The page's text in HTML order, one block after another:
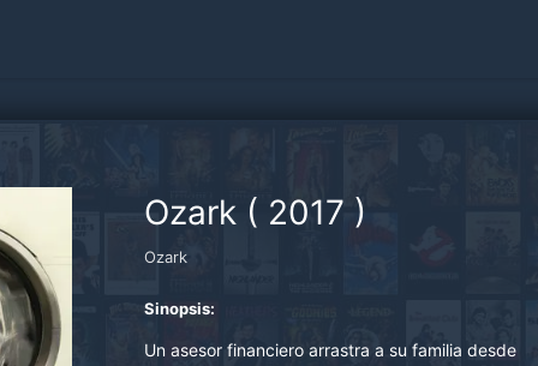
Ozark ( 2017 )
Ozark
Sinopsis:
Un asesor financiero arrastra a su familia desde